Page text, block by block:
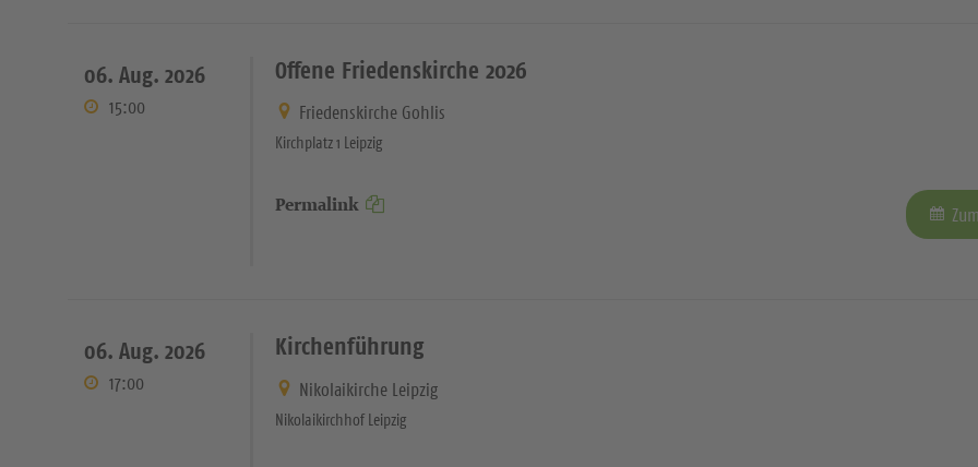
06. Aug. 2026
15:00
Offene Friedenskirche 2026
Friedenskirche Gohlis
Kirchplatz 1 Leipzig
Permalink
06. Aug. 2026
17:00
Kirchenführung
Nikolaikirche Leipzig
Nikolaikirchhof Leipzig